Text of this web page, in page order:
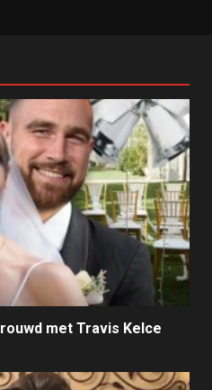
met Travis Kelce